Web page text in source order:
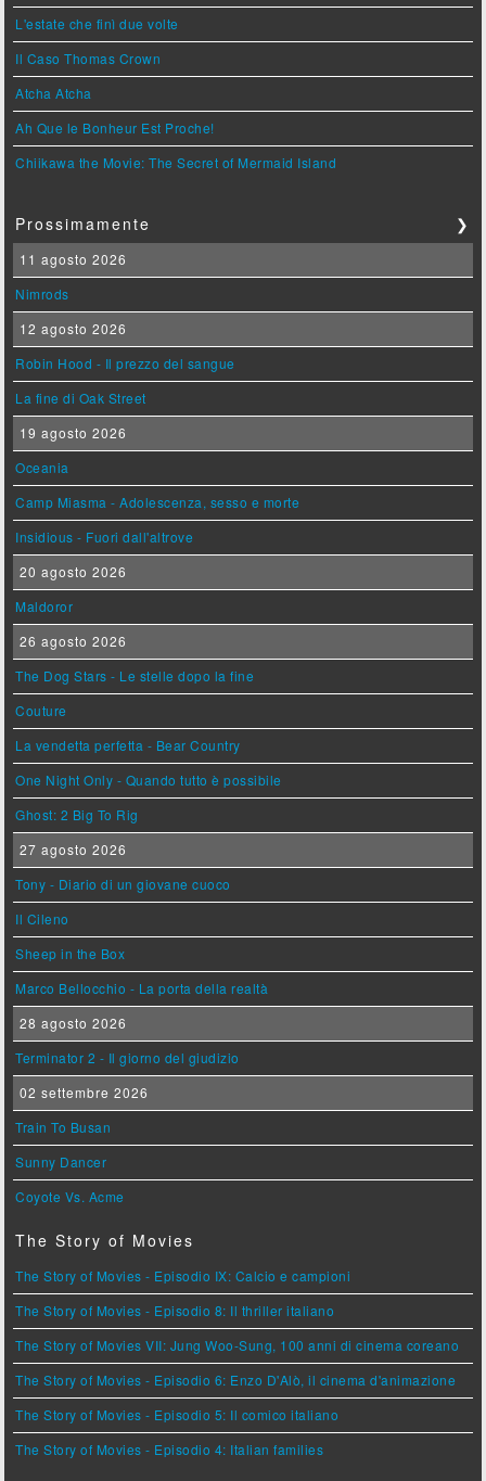
L'estate che finì due volte
Il Caso Thomas Crown
Atcha Atcha
Ah Que le Bonheur Est Proche!
Chiikawa the Movie: The Secret of Mermaid Island
Prossimamente ❯
11 agosto 2026
Nimrods
12 agosto 2026
Robin Hood - Il prezzo del sangue
La fine di Oak Street
19 agosto 2026
Oceania
Camp Miasma - Adolescenza, sesso e morte
Insidious - Fuori dall'altrove
20 agosto 2026
Maldoror
26 agosto 2026
The Dog Stars - Le stelle dopo la fine
Couture
La vendetta perfetta - Bear Country
One Night Only - Quando tutto è possibile
Ghost: 2 Big To Rig
27 agosto 2026
Tony - Diario di un giovane cuoco
Il Cileno
Sheep in the Box
Marco Bellocchio - La porta della realtà
28 agosto 2026
Terminator 2 - Il giorno del giudizio
02 settembre 2026
Train To Busan
Sunny Dancer
Coyote Vs. Acme
The Story of Movies
The Story of Movies - Episodio IX: Calcio e campioni
The Story of Movies - Episodio 8: Il thriller italiano
The Story of Movies VII: Jung Woo-Sung, 100 anni di cinema coreano
The Story of Movies - Episodio 6: Enzo D'Alò, il cinema d'animazione
The Story of Movies - Episodio 5: Il comico italiano
The Story of Movies - Episodio 4: Italian families